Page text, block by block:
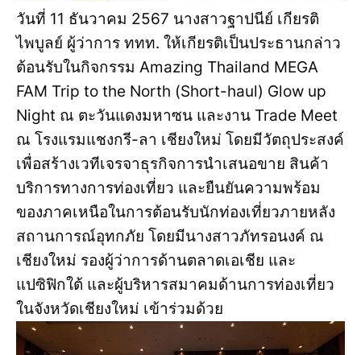
วันที่ 11 ธันวาคม 2567 นางสาวฐาปนีย์ เกียรติ
ไพบูลย์ ผู้ว่าการ ททท. ให้เกียรติเป็นประธานกล่าว
ต้อนรับในกิจกรรม Amazing Thailand MEGA
FAM Trip to the North (Short-haul) Glow up
Night ณ ตะวันแดงมหาซน และงาน Trade Meet
ณ โรงแรมแชงกรี-ลา เชียงใหม่ โดยมีวัตถุประสงค์
เพื่อสร้างเวทีเจรจาธุรกิจการนำเสนอขาย สินค้า
บริการทางการท่องเที่ยว และยืนยันความพร้อม
ของภาคเหนือในการต้อนรับนักท่องเที่ยวภายหลัง
สถานการณ์อุทกภัย โดยมีนางสาวภัทรอนงค์ ณ
เชียงใหม่ รองผู้ว่าการด้านตลาดเอเชีย และ
แปซิฟิกใต้ และผู้บริหารสมาคมด้านการท่องเที่ยว
ในจังหวัดเชียงใหม่ เข้าร่วมด้วย